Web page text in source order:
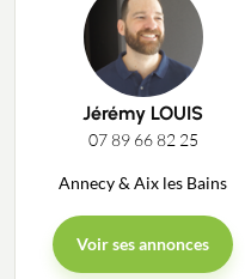
Jérémy LOUIS
07 89 66 82 25
Annecy & Aix les Bains
Voir ses annonces